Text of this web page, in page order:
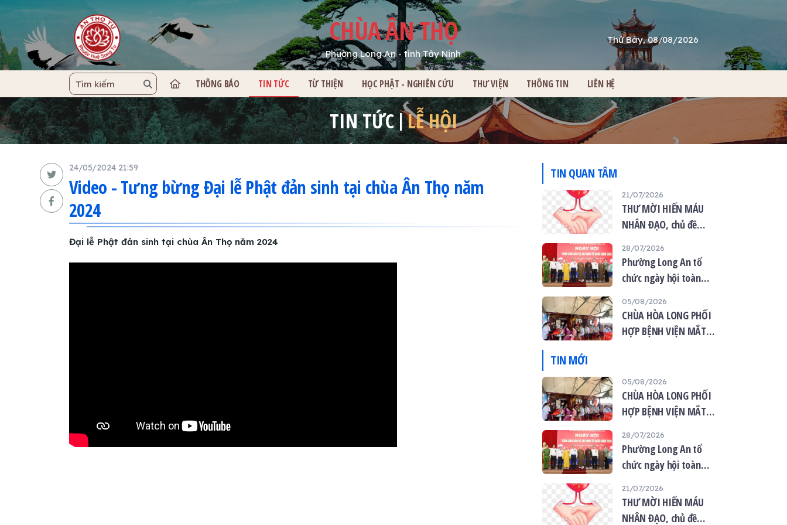
CHÙA ÂN THỌ
Phường Long An - tỉnh Tây Ninh
Thứ Bảy, 08/08/2026
TRANG CHỦ
THÔNG BÁO TIN TỨC TỪ THIỆN HỌC PHẬT - NGHIÊN CỨU THƯ VIỆN THÔNG TIN LIÊN HỆ
TIN TỨC LỄ HỘI
24/05/2024 21:59
Video - Tưng bừng Đại lễ Phật đản sinh tại chùa Ân Thọ năm
2024
Đại lễ Phật đản sinh tại chùa Ân Thọ năm 2024
TIN QUAN TÂM
21/07/2026
THƯ MỜI HIẾN MÁU
NHÂN ĐẠO, chủ đề
mùa Vu lan”
28/07/2026
Phường Long An tổ
chức ngày hội toàn
quốc năm 2026
05/08/2026
CHÙA HÒA LONG PHỐI
HỢP BỆNH VIỆN MẮT
NGƯỜI DÂN
TIN MỚI
05/08/2026
CHÙA HÒA LONG PHỐI
HỢP BỆNH VIỆN MẮT
MẮT MIỄN PHÍ CHO 120
NGƯỜI DÂN
28/07/2026
Phường Long An tổ
chức ngày hội toàn
quốc năm 2026
21/07/2026
THƯ MỜI HIẾN MÁU
NHÂN ĐẠO, chủ đề